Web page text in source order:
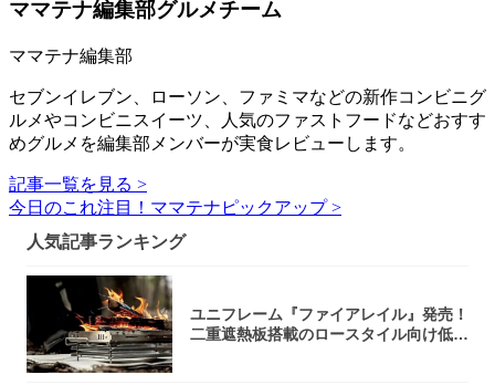
ママテナ編集部グルメチーム
ママテナ編集部
セブンイレブン、ローソン、ファミマなどの新作コンビニグ
ルメやコンビニスイーツ、人気のファストフードなどおすす
めグルメを編集部メンバーが実食レビューします。
記事一覧を見る >
今日のこれ注目！ママテナピックアップ >
人気記事ランキング
ユニフレーム『ファイアレイル』発売！
二重遮熱板搭載のロースタイル向け低型